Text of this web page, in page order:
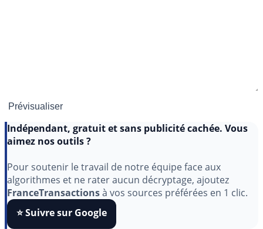
Indépendant, gratuit et sans publicité cachée. Vous
Pour soutenir le travail de notre équipe face aux
algorithmes et ne rater aucun décryptage, ajoutez
FranceTransactionsà vos sources préférées en 1 clic.